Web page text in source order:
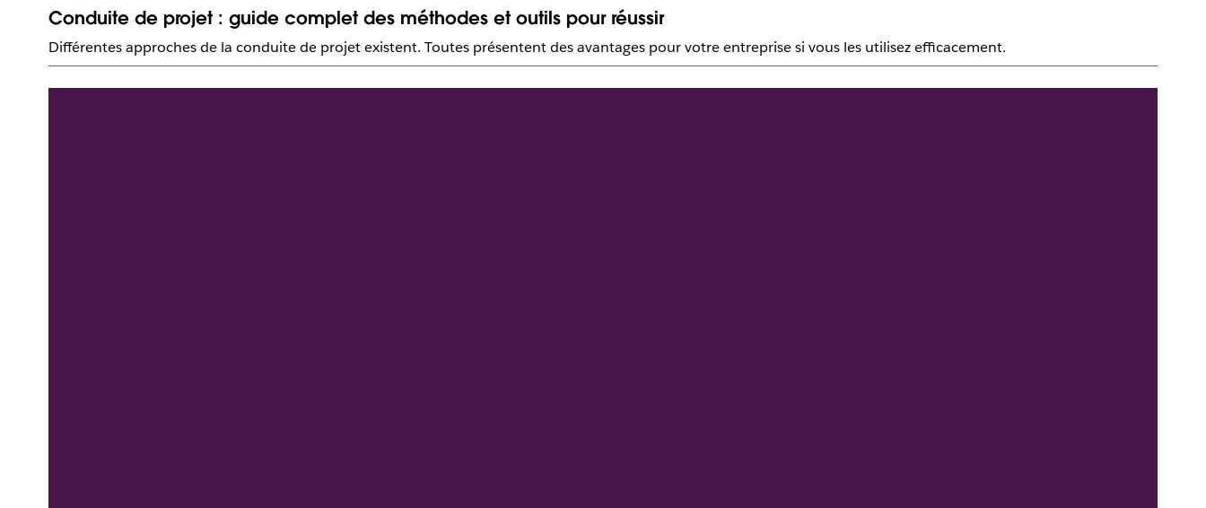
Conduite de projet : guide complet des méthodes et outils pour réussir
Différentes approches de la conduite de projet existent. Toutes présentent des avantages pour votre entreprise si vous les utilisez efficacement.